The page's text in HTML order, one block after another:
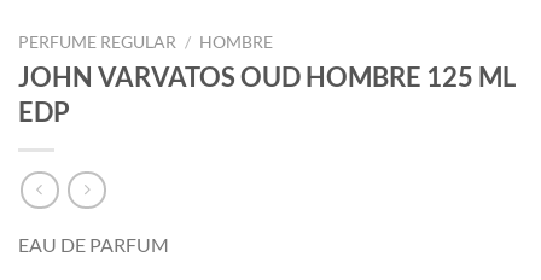
PERFUME REGULAR / HOMBRE
JOHN VARVATOS OUD HOMBRE 125 ML
EDP
EAU DE PARFUM